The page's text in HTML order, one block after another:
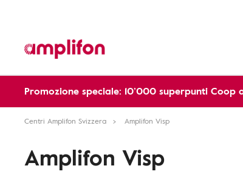
Promozione speciale: 10’000 superpunti
Centri Amplifon Svizzera Amplifon Visp
Amplifon Visp